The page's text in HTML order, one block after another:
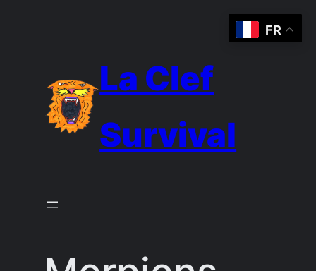
La Clef
Survival
FR